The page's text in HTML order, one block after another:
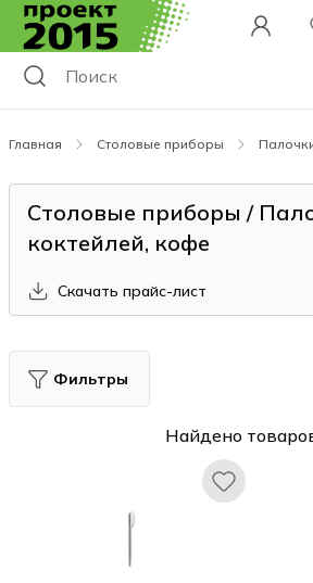
Главная Столовые приборы
Столовые приборы /
коктейлей, кофе
Скачать прайс-лист
Фильтры
Найдено